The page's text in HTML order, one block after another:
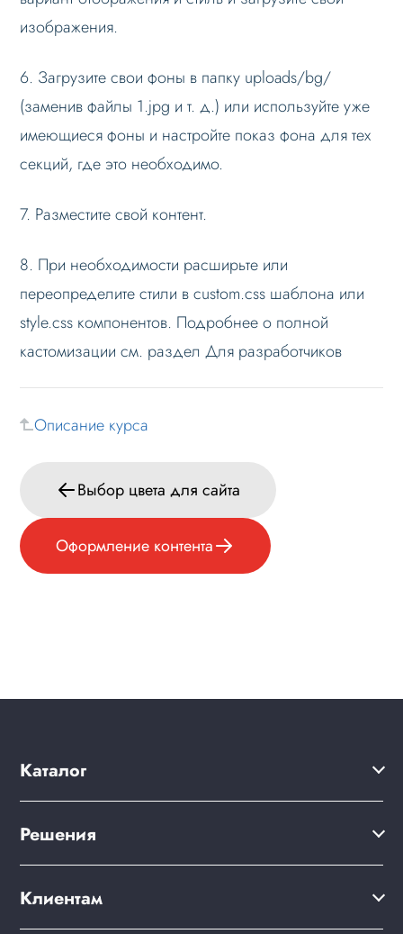
изображения.
6. Загрузите свои фоны в папку uploads/bg/
(заменив файлы 1.jpg и т. д.) или используйте уже
имеющиеся фоны и настройте показ фона для тех
секций, где это необходимо.
7. Разместите свой контент.
8. При необходимости расширьте или
переопределите стили в custom.css шаблона или
style.css компонентов. Подробнее о полной
кастомизации см. раздел Для разработчиков
Описание курса
Выбор цвета для сайта
Оформление контента
Каталог
Решения
Акции
Решения
Сайт компании
Готовый интернет-магазин
Клиентам